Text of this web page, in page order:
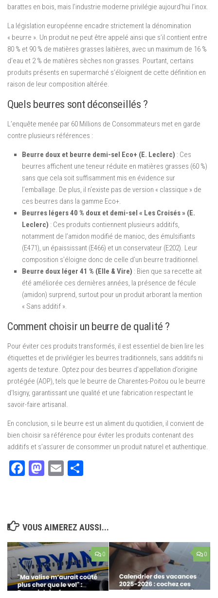
barattes en bois, mais l’industrie moderne privilégie aujourd’hui l’inox.
La législation européenne encadre strictement la dénomination
« beurre ». Un produit ne peut être appelé ainsi que s’il contient entre
80 % et 90 % de matières grasses laitières, avec un maximum de 16 %
d’eau et 2 % de matières sèches non grasses. Pourtant, certains
produits présents en supermarché s’éloignent de cette définition en
raison de leur composition altérée.
Quels beurres sont déconseillés ?
L’enquête menée par 60 Millions de Consommateurs met en garde
contre plusieurs références :
Beurre doux et beurre demi-sel Eco+ (E. Leclerc) : Ces
beurres affichent une teneur réduite en matières grasses (60 %)
sans que cela soit suffisamment mis en évidence sur
l’emballage. De plus, il n’existe pas de version « classique » de
ces beurres dans la gamme Eco+.
Beurres légers 40 % doux et demi-sel « Les Croisés » (E.
Leclerc) : Ces produits contiennent plusieurs additifs,
notamment de l’amidon modifié de manioc, des émulsifiants
(E471), un épaississant (E466) et un conservateur (E202). Leur
composition s’éloigne donc de celle d’un beurre traditionnel.
Beurre doux léger 41 % (Elle & Vire) : Bien que sa recette ait
été améliorée ces dernières années, la présence de fécule
(amidon) surprend, surtout pour un produit arborant la mention
« Sans additif ».
Comment choisir un beurre de qualité ?
Pour éviter ces produits transformés, il est essentiel de bien lire les
étiquettes et de privilégier les beurres traditionnels, sans additifs ni
agents de texture. Optez pour des beurres d’appellation d’origine
protégée (AOP), tels que le beurre de Charentes-Poitou ou le beurre
d’Isigny, garantissant une qualité et une fabrication respectant le
savoir-faire artisanal.
En conclusion, si le beurre est un aliment du quotidien, il convient de
bien choisir sa référence pour éviter les produits contenant des
additifs et s’assurer de consommer un produit naturel et authentique.
Facebook
Mastodon
Email
VOUS AIMEREZ AUSSI...
0 0